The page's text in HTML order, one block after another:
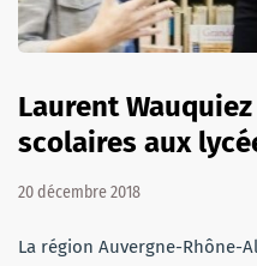
Laurent
scolaires aux
20 décembre 2018
La région Auvergne-Rhône-